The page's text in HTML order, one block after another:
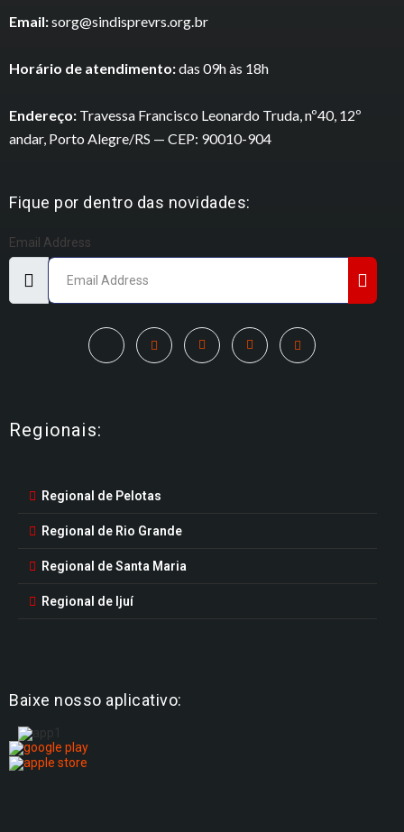
Email:sorg@sindisprevrs.org.br
Horário de atendimento:das 09h às 18h
Endereço: Travessa Francisco Leonardo Truda, nº40, 12º
andar, Porto Alegre/RS — CEP: 90010-904
Fique por dentro das novidades:
Email Address
Regionais:
Regional de Pelotas
Regional de Rio Grande
Regional de Santa Maria
Regional de Ijuí
Baixe nosso aplicativo: